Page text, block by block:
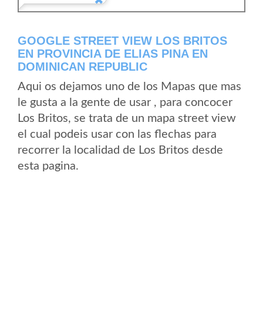
GOOGLE STREET VIEW LOS BRITOS
EN PROVINCIA DE ELIAS PINA EN
DOMINICAN REPUBLIC
Aqui os dejamos uno de los Mapas que mas
le gusta a la gente de usar , para concocer
Los Britos, se trata de un mapa street view
el cual podeis usar con las flechas para
recorrer la localidad de Los Britos desde
esta pagina.